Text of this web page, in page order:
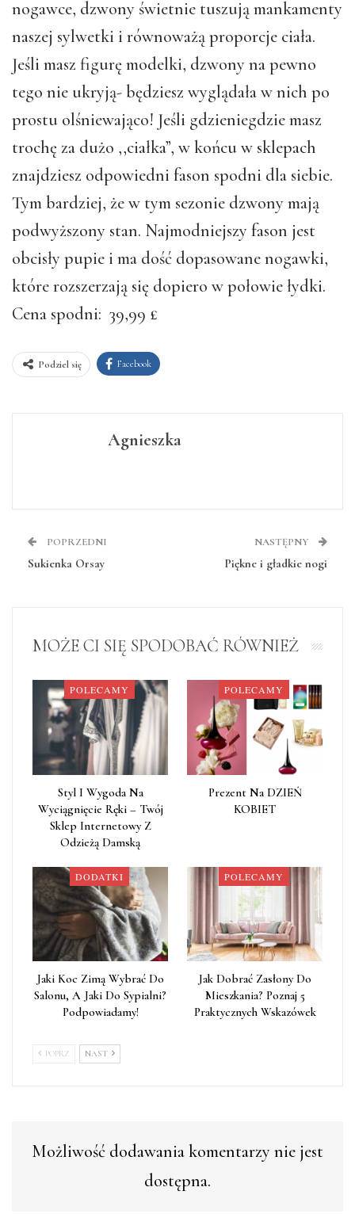
nogawce, dzwony świetnie tuszują mankamenty
naszej sylwetki i równoważą proporcje ciała.
Jeśli masz figurę modelki, dzwony na pewno
tego nie ukryją- będziesz wyglądała w nich po
prostu olśniewająco! Jeśli gdzieniegdzie masz
trochę za dużo ,,ciałka”, w końcu w sklepach
znajdziesz odpowiedni fason spodni dla siebie.
Tym bardziej, że w tym sezonie dzwony mają
podwyższony stan. Najmodniejszy fason jest
obcisły pupie i ma dość dopasowane nogawki,
które rozszerzają się dopiero w połowie łydki.
Cena spodni: 39,99 £
Podziel się Facebook
Agnieszka
POPRZEDNI
Sukienka Orsay
NASTĘPNY
Piękne i gładkie nogi
MOŻE CI SIĘ SPODOBAĆ RÓWNIEŻ
POLECAMY
Styl I Wygoda Na
Wyciągnięcie Ręki – Twój
Sklep Internetowy Z
Odzieżą Damską
POLECAMY
Prezent Na DZIEŃ
KOBIET
DODATKI
Jaki Koc Zimą Wybrać Do
Salonu, A Jaki Do Sypialni?
Podpowiadamy!
POLECAMY
Jak Dobrać Zasłony Do
Mieszkania? Poznaj 5
Praktycznych Wskazówek
POPRZ NAST
Możliwość dodawania komentarzy nie jest
dostępna.